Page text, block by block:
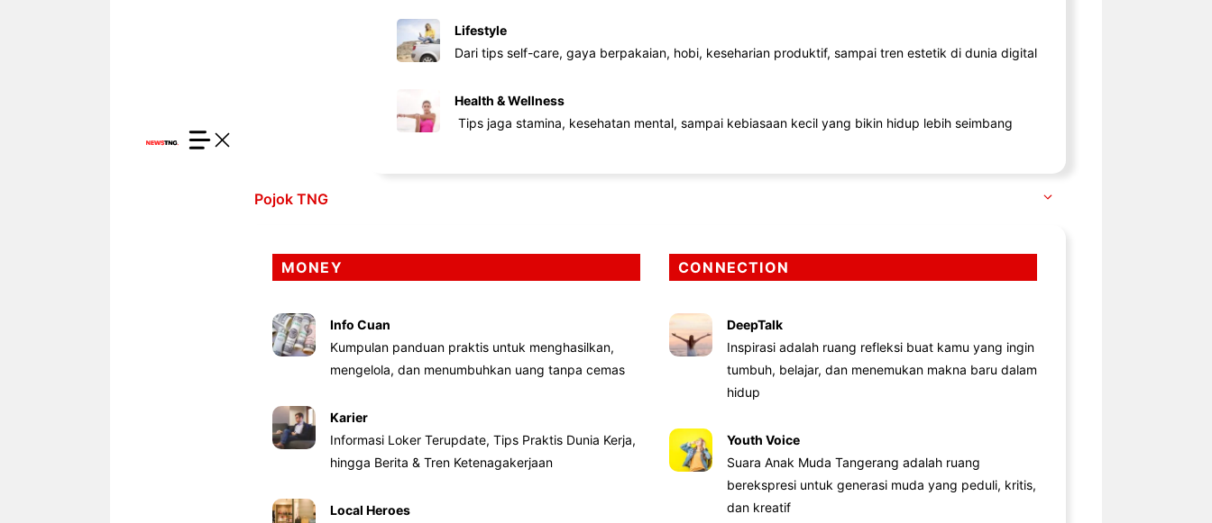
Lifestyle
Dari tips self-care, gaya berpakaian, hobi, keseharian produktif, sampai tren estetik di dunia digital
Health & Wellness
Tips jaga stamina, kesehatan mental, sampai kebiasaan kecil yang bikin hidup lebih seimbang
Pojok TNG
MONEY
Info Cuan
Kumpulan panduan praktis untuk menghasilkan,
mengelola, dan menumbuhkan uang tanpa cemas
Karier
Informasi Loker Terupdate, Tips Praktis Dunia Kerja,
hingga Berita & Tren Ketenagakerjaan
Local Heroes
CONNECTION
DeepTalk
Inspirasi adalah ruang refleksi buat kamu yang ingin
tumbuh, belajar, dan menemukan makna baru dalam
hidup
Youth Voice
Suara Anak Muda Tangerang adalah ruang
berekspresi untuk generasi muda yang peduli, kritis,
dan kreatif